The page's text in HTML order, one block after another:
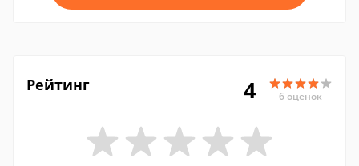
Рейтинг 4 6 оценок